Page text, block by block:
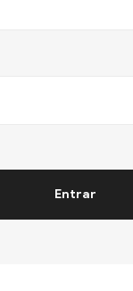
Entrar